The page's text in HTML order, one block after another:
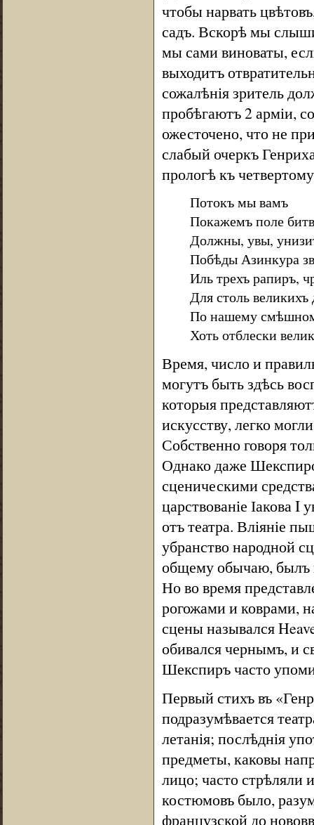
чтобы нарвать
садъ. Вскорѣ мы
мы сами виноваты,
выходитъ
сожалѣнія зритель
пробѣгаютъ 2 арміи,
ожесточено, что не
слабый очеркъ
прологѣ къ
Потокъ мы вамъ
Покажемъ поле
Должны, увы,
Побѣды Азинкура
Иль трехъ рапиръ,
Для столь
По нашему
Хоть отблески
Время, число и
могутъ быть здѣсь
которыя
искусству, легко
Собственно говоря
Однако даже
сценическими
царствованіе Іакова I
отъ театра. Вліяніе
убранство народной
общему обычаю, былъ
Но во время
рогожами и коврами,
сцены назывался
обивался чернымъ, и
Шекспиръ часто
Первый стихъ въ
подразумѣвается
летанія; послѣднія
предметы, каковы
лицо; часто стрѣляли
костюмовъ было,
французской до